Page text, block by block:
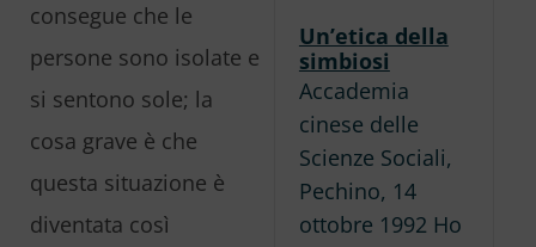
consegue che le
persone sono isolate e
si sentono sole; la
cosa grave è che
questa situazione è
diventata così
Un’etica della
simbiosi
Accademia
cinese delle
Scienze Sociali,
Pechino, 14
ottobre 1992 Ho